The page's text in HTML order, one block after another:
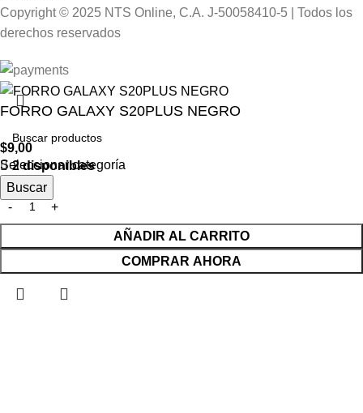
Copyright © 2025 NTS Online, C.A. J-50058410-5 | Todos los
derechos reservados
Seleccionar categoría
Buscar
FORRO GALAXY S20PLUS NEGRO
$9,00
2 disponibles
AÑADIR AL CARRITO
COMPRAR AHORA